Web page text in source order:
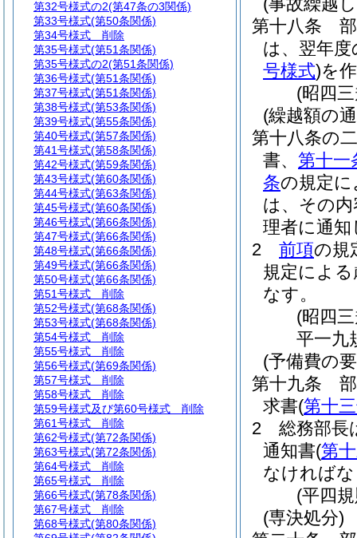
第十八条
は、翌年
号様式)を
(昭四
(繰越額の
第十八条の二
書、 第十一
条の規定
は、その
理者に通
2
前項の規
規定によ
なす。
(昭四
平一九
(予備費の
第十九条
求書(第十
2
総務部長
通知書(第
なければ
(平四
(専決処分)
第32号様式の2(第47条の3関係)
第33号様式(第50条関係)
第34号様式 削除
第35号様式(第51条関係)
第35号様式の2(第51条関係)
第36号様式(第51条関係)
第37号様式(第51条関係)
第38号様式(第53条関係)
第39号様式(第55条関係)
第40号様式(第57条関係)
第41号様式(第58条関係)
第42号様式(第59条関係)
第43号様式(第60条関係)
第44号様式(第63条関係)
第45号様式(第60条関係)
第46号様式(第66条関係)
第47号様式(第66条関係)
第48号様式(第66条関係)
第49号様式(第66条関係)
第50号様式(第66条関係)
第51号様式 削除
第52号様式(第68条関係)
第53号様式(第68条関係)
第54号様式 削除
第55号様式 削除
第56号様式(第69条関係)
第57号様式 削除
第58号様式 削除
第59号様式及び第60号様式 削除
第61号様式 削除
第62号様式(第72条関係)
第63号様式(第72条関係)
第64号様式 削除
第65号様式 削除
第66号様式(第78条関係)
第67号様式 削除
第68号様式(第80条関係)